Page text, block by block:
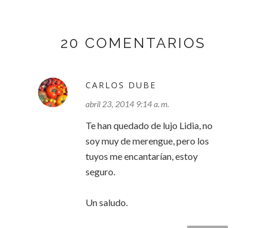
20 COMENTARIOS
CARLOS DUBE
abril 23, 2014 9:14 a. m.
Te han quedado de lujo Lidia, no
soy muy de merengue, pero los
tuyos me encantarían, estoy
seguro.
Un saludo.